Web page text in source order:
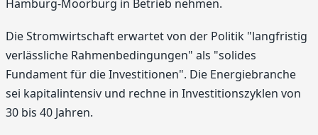
Hamburg-Moorburg in Betrieb nehmen.
Die Stromwirtschaft erwartet von der Politik "langfristig
verlässliche Rahmenbedingungen" als "solides
Fundament für die Investitionen". Die Energiebranche
sei kapitalintensiv und rechne in Investitionszyklen von
30 bis 40 Jahren.